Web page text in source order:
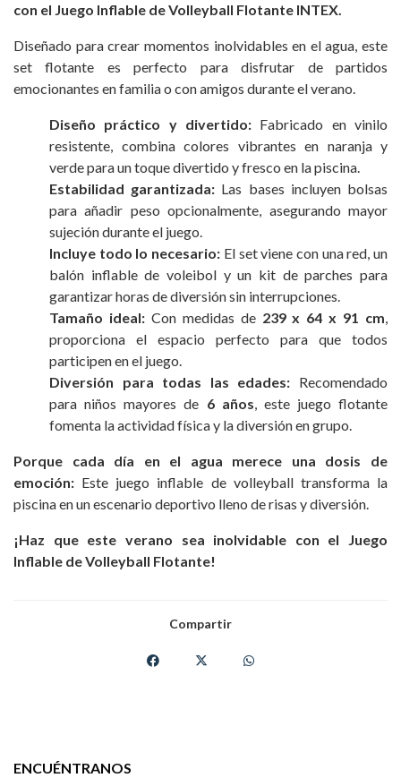
con el Juego Inflable de Volleyball Flotante INTEX.
Diseñado para crear momentos inolvidables en el agua, este
set flotante es perfecto para disfrutar de partidos
emocionantes en familia o con amigos durante el verano.
Diseño práctico y divertido: Fabricado en vinilo
resistente, combina colores vibrantes en naranja y
verde para un toque divertido y fresco en la piscina.
Estabilidad garantizada: Las bases incluyen bolsas
para añadir peso opcionalmente, asegurando mayor
sujeción durante el juego.
Incluye todo lo necesario: El set viene con una red, un
balón inflable de voleibol y un kit de parches para
garantizar horas de diversión sin interrupciones.
Tamaño ideal:Con medidas de 239 x 64 x 91 cm,
proporciona el espacio perfecto para que todos
participen en el juego.
Diversión para todas las edades: Recomendado
para niños mayores de 6 años, este juego flotante
fomenta la actividad física y la diversión en grupo.
Porque cada día en el agua merece una dosis de
emoción: Este juego inflable de volleyball transforma la
piscina en un escenario deportivo lleno de risas y diversión.
¡Haz que este verano sea inolvidable con el Juego
Inflable de Volleyball Flotante!
Compartir
ENCUÉNTRANOS